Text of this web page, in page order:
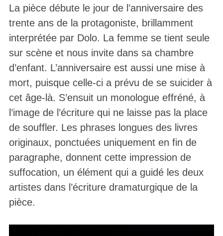
La pièce débute le jour de l’anniversaire des
trente ans de la protagoniste, brillamment
interprétée par Dolo. La femme se tient seule
sur scène et nous invite dans sa chambre
d’enfant. L’anniversaire est aussi une mise à
mort, puisque celle-ci a prévu de se suicider à
cet âge-là. S’ensuit un monologue effréné, à
l’image de l’écriture qui ne laisse pas la place
de souffler. Les phrases longues des livres
originaux, ponctuées uniquement en fin de
paragraphe, donnent cette impression de
suffocation, un élément qui a guidé les deux
artistes dans l’écriture dramaturgique de la
pièce.